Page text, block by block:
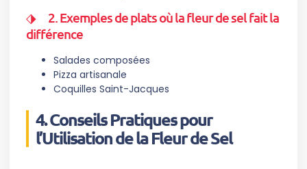
2. Exemples de plats où la fleur de sel fait la
différence
Salades composées
Pizza artisanale
Coquilles Saint-Jacques
4. Conseils Pratiques pour
l’Utilisation de la Fleur de Sel